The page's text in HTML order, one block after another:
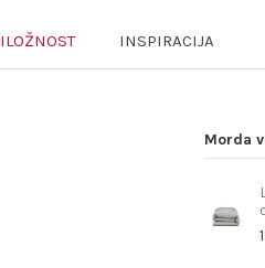
INSPIRACIJA
Morda